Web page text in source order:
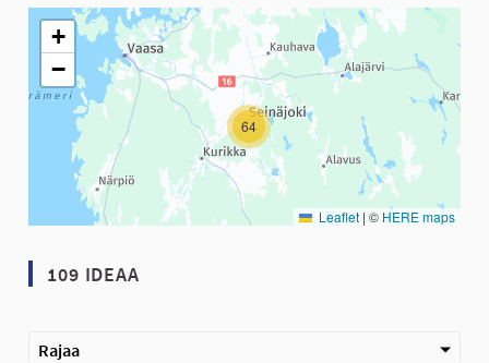
Seuraavassa elementissä on kartta, joka esittää tämän
64
+
−
Leaflet | © HERE maps
109 IDEAA
Rajaa